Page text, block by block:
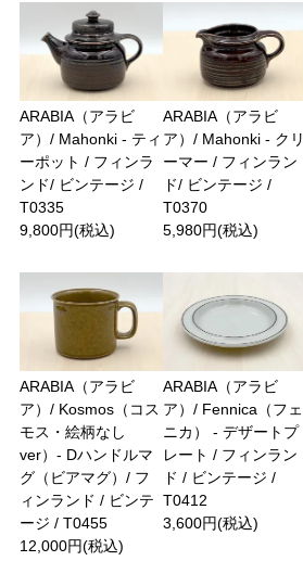
ARABIA（アラビ
ア）/ Mahonki - ティ
ーポット / フィンラ
ンド/ ビンテージ /
T0335
9,800円(税込)
ARABIA（アラビ
ア）/ Mahonki - クリ
ーマー / フィンラン
ド/ ビンテージ /
T0370
5,980円(税込)
ARABIA（アラビ
ア）/ Kosmos（コス
モス・絵柄なし
ver）- Dハンドルマ
グ（ビアマグ）/ フ
ィンランド / ビンテ
ージ / T0455
12,000円(税込)
ARABIA（アラビ
ア）/ Fennica（フェ
ニカ） - デザートプ
レート / フィンラン
ド / ビンテージ /
T0412
3,600円(税込)